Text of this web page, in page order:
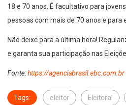
18 e 70 anos. É facultativo para
pessoas com mais de 70 anos e para
Não deixe para a última hora!
e garanta sua participação nas
Fonte:https://agenciabrasil.ebc.com.br
Tags: eleitor Eleitoral